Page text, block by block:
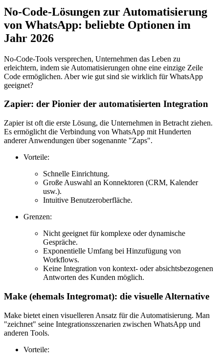
No-Code-Lösungen zur Automatisierung
von WhatsApp: beliebte Optionen im
Jahr 2026
No-Code-Tools versprechen, Unternehmen das Leben zu
erleichtern, indem sie Automatisierungen ohne eine einzige Zeile
Code ermöglichen. Aber wie gut sind sie wirklich für WhatsApp
geeignet?
Zapier: der Pionier der automatisierten Integration
Zapier ist oft die erste Lösung, die Unternehmen in Betracht ziehen.
Es ermöglicht die Verbindung von WhatsApp mit Hunderten
anderer Anwendungen über sogenannte "Zaps".
Vorteile:
Schnelle Einrichtung.
Große Auswahl an Konnektoren (CRM, Kalender
usw.).
Intuitive Benutzeroberfläche.
Grenzen:
Nicht geeignet für komplexe oder dynamische
Gespräche.
Exponentielle Umfang bei Hinzufügung von
Workflows.
Keine Integration von kontext- oder absichtsbezogenen
Antworten des Kunden möglich.
Make (ehemals Integromat): die visuelle Alternative
Make bietet einen visuelleren Ansatz für die Automatisierung. Man
"zeichnet" seine Integrationsszenarien zwischen WhatsApp und
anderen Tools.
Vorteile: